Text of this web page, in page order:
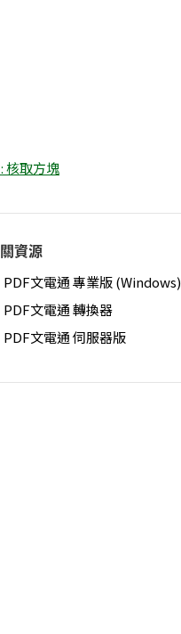
核取方塊
資源
PDF文電通 專業版 (Windows)
PDF文電通 轉換器
PDF文電通 伺服器版